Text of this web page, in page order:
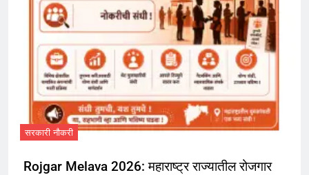
सरकारी नौकरी
MPSC Group C Bharti 2026: MPSC मार्फत ‘गट-
क’ पदांच्या 5707 जागांसाठी भरती
August 4, 2026